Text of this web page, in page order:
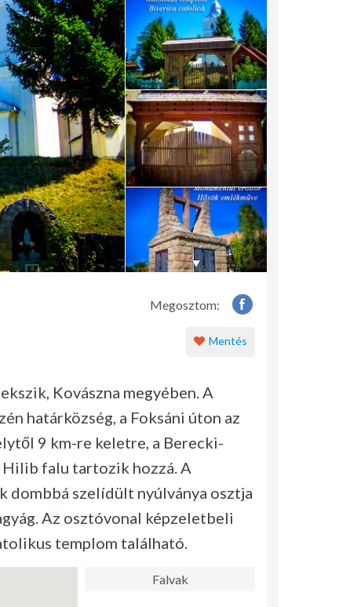
Megosztom:
Mentés
Kovászna megyében. A
határközség, a Foksáni úton az
9 km-re keletre, a Berecki-
Hilib falu tartozik hozzá. A
dombbá szelídült nyúlványa osztja
Az osztóvonal képzeletbeli
templom található.
Falvak